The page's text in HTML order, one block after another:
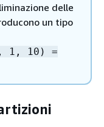
delle
un tipo
1, 10) =